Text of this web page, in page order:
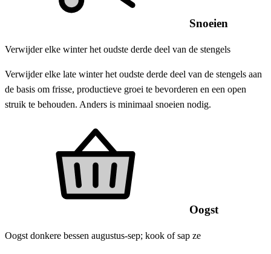
Snoeien
Verwijder elke winter het oudste derde deel van de stengels
Verwijder elke late winter het oudste derde deel van de stengels aan
de basis om frisse, productieve groei te bevorderen en een open
struik te behouden. Anders is minimaal snoeien nodig.
Oogst
Oogst donkere bessen augustus-sep; kook of sap ze